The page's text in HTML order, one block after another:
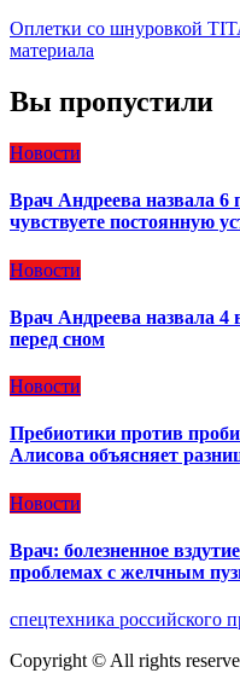
Оплетки со шнуровкой
материала
Вы пропустили
Новости
Врач Андреева назвала
чувствуете постоянную
Новости
Врач Андреева назвала 4
перед сном
Новости
Пребиотики против
Алисова объясняет
Новости
Врач: болезненное
проблемах с желчным
спецтехника российского
Copyright © All rights